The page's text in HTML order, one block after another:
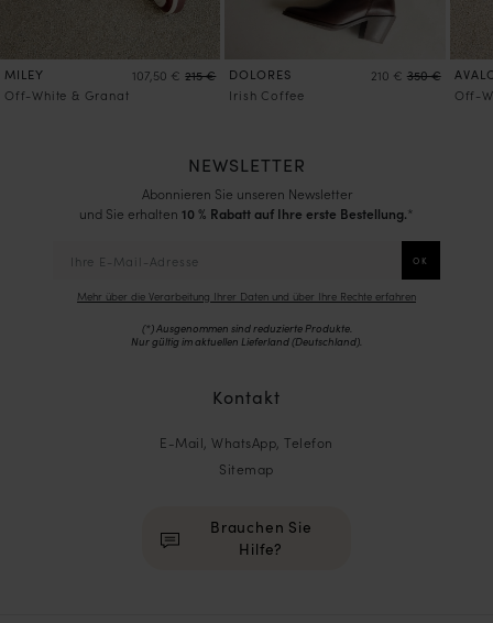
MILEY 107,50 € 215 €
Off-White & Granat
DOLORES 210 € 350 €
Irish Coffee
Off-
NEWSLETTER
Abonnieren Sie unseren Newsletter
und Sie erhalten 10 % Rabatt auf Ihre erste Bestellung.*
Mehr über die Verarbeitung Ihrer Daten und über Ihre Rechte erfahren
(*) Ausgenommen sind reduzierte Produkte.
Nur gültig im aktuellen Lieferland (Deutschland).
Kontakt
E-Mail, WhatsApp, Telefon
Sitemap
Brauchen Sie
Hilfe?